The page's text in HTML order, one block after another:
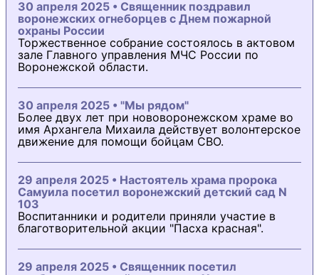
30 апреля 2025 • Священник поздравил
воронежских огнеборцев с Днем пожарной
охраны России
Торжественное собрание состоялось в актовом
зале Главного управления МЧС России по
Воронежской области.
30 апреля 2025 • "Мы рядом"
Более двух лет при нововоронежском храме во
имя Архангела Михаила действует волонтерское
движение для помощи бойцам СВО.
29 апреля 2025 • Настоятель храма пророка
Самуила посетил воронежский детский сад N
103
Воспитанники и родители приняли участие в
благотворительной акции "Пасха красная".
29 апреля 2025 • Священник посетил